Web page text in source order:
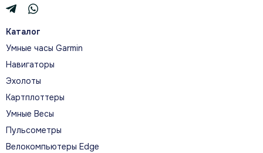
О МОДЕЛИ
Тренируйтесь точнее
тренировок и восстановления, спортивные функции
и официальные материалы модели.
Каталог
Умные часы Garmin
Навигаторы
Эхолоты
Картплоттеры
Умные Весы
Пульсометры
Велокомпьютеры Edge